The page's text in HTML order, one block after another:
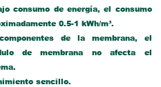
consumo de energía, el consumo
0.5-1 kWh/m³.
de la membrana, el
de membrana no afecta el
sencillo.